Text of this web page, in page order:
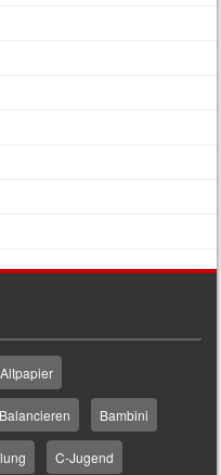
Altpapier
Balancieren Bambini
C-Jugend